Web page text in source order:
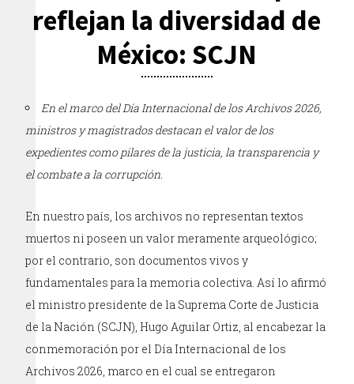
reflejan la diversidad de
México: SCJN
En el marco del Día Internacional de los Archivos 2026,
ministros y magistrados destacan el valor de los
expedientes como pilares de la justicia, la transparencia y
el combate a la corrupción.
En nuestro país, los archivos no representan textos
muertos ni poseen un valor meramente arqueológico;
por el contrario, son documentos vivos y
fundamentales para la memoria colectiva. Así lo afirmó
el ministro presidente de la Suprema Corte de Justicia
de la Nación (SCJN), Hugo Aguilar Ortiz, al encabezar la
conmemoración por el Día Internacional de los
Archivos 2026, marco en el cual se entregaron